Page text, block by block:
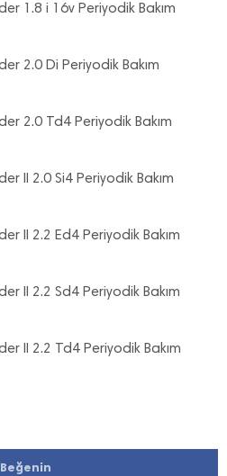
1.8 i 16v Periyodik Bakım
2.0 Di Periyodik Bakım
2.0 Td4 Periyodik Bakım
II 2.0 Si4 Periyodik Bakım
II 2.2 Ed4 Periyodik Bakım
II 2.2 Sd4 Periyodik Bakım
II 2.2 Td4 Periyodik Bakım